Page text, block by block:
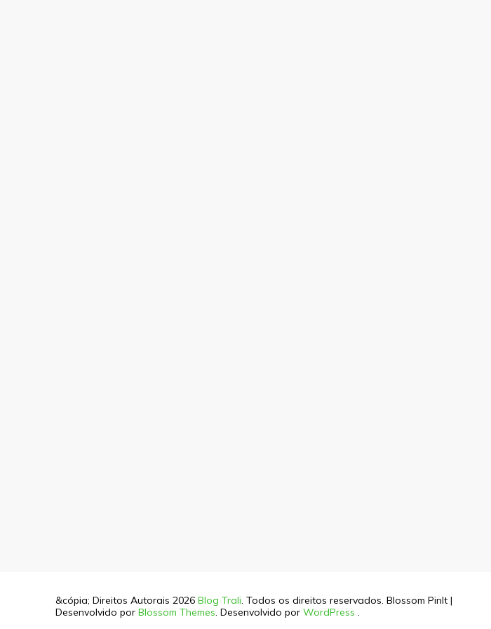
&cópia; Direitos Autorais 2026 Blog Trali. Todos os direitos reservados. Blossom PinIt |
Desenvolvido por Blossom Themes. Desenvolvido por WordPress .